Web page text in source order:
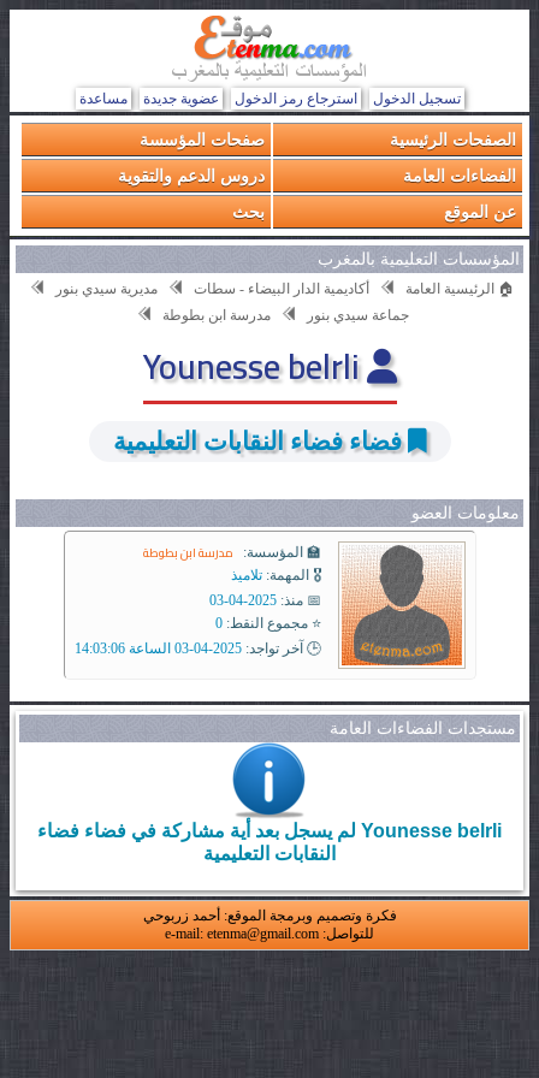
تسجيل الدخول استرجاع رمز الدخول عضوية جديدة مساعدة
الصفحات الرئيسية
صفحات المؤسسة
الفضاءات العامة
دروس الدعم والتقوية
عن الموقع
بحث
المؤسسات التعليمية بالمغرب
🏠 الرئيسية العامة أكاديمية الدار البيضاء - سطات
مديرية سيدي بنور
جماعة سيدي بنور
مدرسة ابن بطوطة
Younesse belrli
فضاء فضاء النقابات التعليمية
معلومات العضو
🏫 المؤسسة: مدرسة ابن بطوطة
🎖️ المهمة: تلاميذ
📅 منذ: 2025-04-03
⭐ مجموع النقط: 0
🕒 آخر تواجد: 2025-04-03 الساعة 14:03:06
مستجدات الفضاءات العامة
Younesse belrli لم يسجل بعد أية مشاركة في فضاء فضاء
النقابات التعليمية
فكرة وتصميم وبرمجة الموقع: أحمد زربوحي
للتواصل: e-mail: etenma@gmail.com